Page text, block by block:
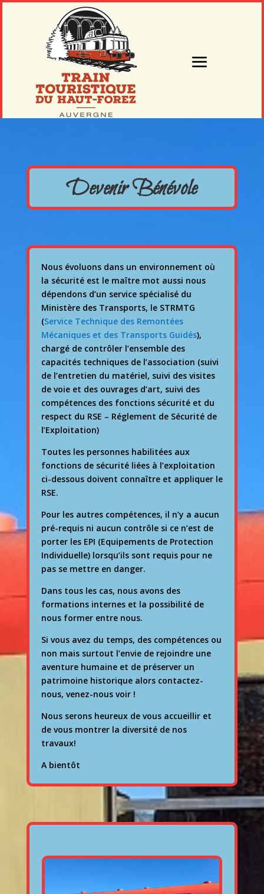
Devenir Bénévole
Nous évoluons dans un environnement où
la sécurité est le maître mot aussi nous
dépendons d’un service spécialisé du
Ministère des Transports, le STRMTG
(Service Technique des Remontées
Mécaniques et des Transports Guidés),
chargé de contrôler l’ensemble des
capacités techniques de l’association (suivi
de l’entretien du matériel, suivi des visites
de voie et des ouvrages d’art, suivi des
compétences des fonctions sécurité et du
respect du RSE – Réglement de Sécurité de
l’Exploitation)
Toutes les personnes habilitées aux
fonctions de sécurité liées à l’exploitation
ci-dessous doivent connaître et appliquer le
RSE.
Pour les autres compétences, il n’y a aucun
pré-requis ni aucun contrôle si ce n’est de
porter les EPI (Equipements de Protection
Individuelle) lorsqu’ils sont requis pour ne
pas se mettre en danger.
Dans tous les cas, nous avons des
formations internes et la possibilité de
nous former entre nous.
Si vous avez du temps, des compétences ou
non mais surtout l’envie de rejoindre une
aventure humaine et de préserver un
patrimoine historique alors contactez-
nous, venez-nous voir !
Nous serons heureux de vous accueillir et
de vous montrer la diversité de nos
travaux!
A bientôt